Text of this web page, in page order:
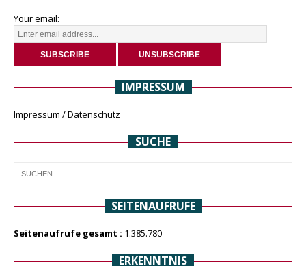
Your email:
IMPRESSUM
Impressum / Datenschutz
SUCHE
SEITENAUFRUFE
Seitenaufrufe gesamt : 1.385.780
ERKENNTNIS